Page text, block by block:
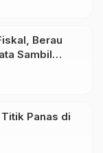
Berau
Sambil
Pusat
Panas di